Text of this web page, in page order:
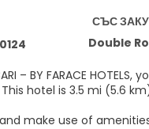
СЪС
Double
– BY FARACE
Conservatory of Niccolo Piccinni.
make use of